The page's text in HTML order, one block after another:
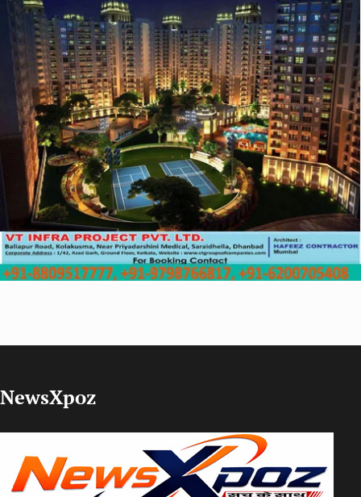
NewsXpoz